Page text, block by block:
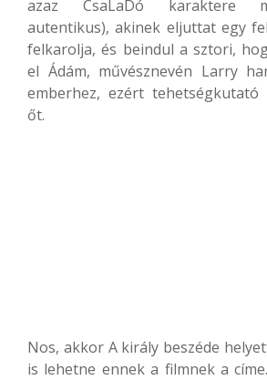
azaz CsaLaDó karaktere
autentikus), akinek eljuttat egy
felkarolja, és beindul a sztori,
el Ádám, művésznevén Larry
emberhez, ezért tehetségkutató
őt.
Nos, akkor A király beszéde
is lehetne ennek a filmnek a